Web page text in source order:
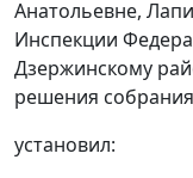
Анатольевне,
Инспекции
Дзержинскому
решения
установил: